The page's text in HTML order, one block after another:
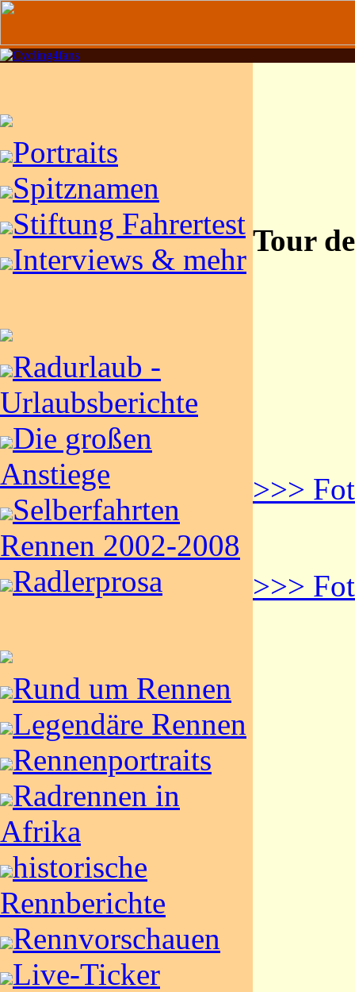
Portraits
Spitznamen
Stiftung Fahrertest
Interviews & mehr
Radurlaub -
Urlaubsberichte
Die großen
Anstiege
Selberfahrten
Rennen 2002-2008
Radlerprosa
Rund um Rennen
Legendäre Rennen
Rennenportraits
Radrennen in
Afrika
historische
Rennberichte
Rennvorschauen
Live-Ticker
Tour
>>>
>>>